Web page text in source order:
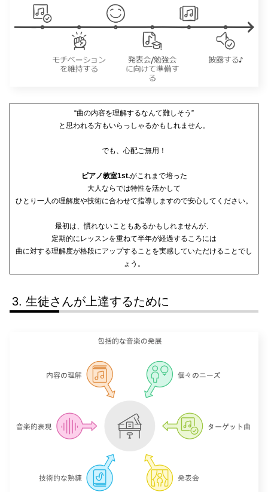
“曲の内容を理解するなんて難しそう”
と思われる方もいらっしゃるかもしれません。
でも、心配ご無用！
ピアノ教室1st.がこれまで培った
大人ならでは特性を活かして
ひとり一人の理解度や技術に合わせて指導しますので安心してください。
最初は、慣れないこともあるかもしれませんが、
定期的にレッスンを重ねて半年が経過するころには
曲に対する理解度が格段にアップすることを実感していただけることでし
ょう。
生徒さんが上達するために